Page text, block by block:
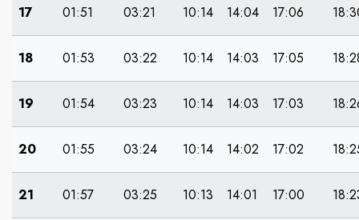
17 01:51 03:21 10:14 14:04 17:06
18 01:53 03:22 10:14 14:03 17:05
19 01:54 03:23 10:14 14:03 17:03
20 01:55 03:24 10:14 14:02 17:02
21 01:57 03:25 10:13 14:01 17:00